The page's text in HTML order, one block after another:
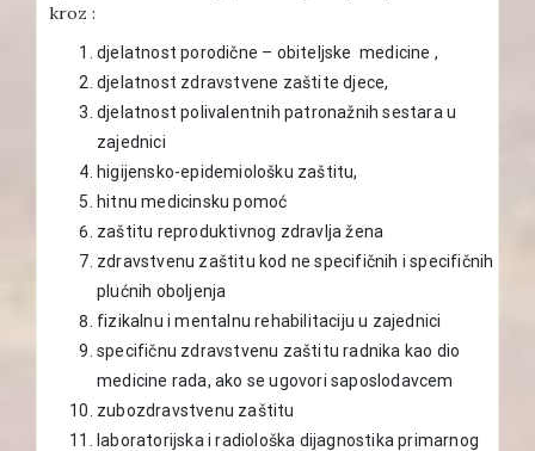
kroz :
djelatnost porodične – obiteljske medicine ,
djelatnost zdravstvene zaštite djece,
djelatnost polivalentnih patronažnih sestara u
zajednici
higijensko-epidemiološku zaštitu,
hitnu medicinsku pomoć
zaštitu reproduktivnog zdravlja žena
zdravstvenu zaštitu kod ne specifičnih i specifičnih
plućnih oboljenja
fizikalnu i mentalnu rehabilitaciju u zajednici
specifičnu zdravstvenu zaštitu radnika kao dio
medicine rada, ako se ugovori saposlodavcem
zubozdravstvenu zaštitu
laboratorijska i radiološka dijagnostika primarnog